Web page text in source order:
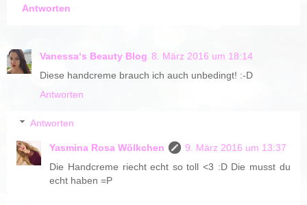
Antworten
Vanessa‘s Beauty Blog 8. März 2016 um 18:14
Diese handcreme brauch ich auch unbedingt! :-D
Antworten
Antworten
Yasmina Rosa Wölkchen
9. März 2016 um 13:37
Die Handcreme riecht echt so toll <3 :D Die musst du
echt haben =P